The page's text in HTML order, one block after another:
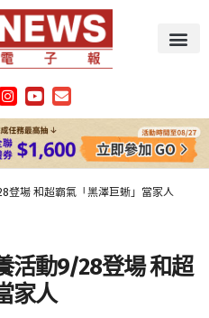
登場 和超霸氣「黑澤巨蜥」當家人
活動9/28登場 和超
家人